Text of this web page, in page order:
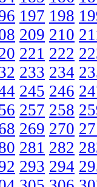
197 198
209 210
221 222
233 234
245 246
257 258
269 270
281 282
293 294